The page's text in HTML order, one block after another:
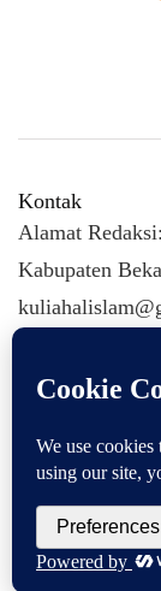
Kontak
Alamat
Kabupaten